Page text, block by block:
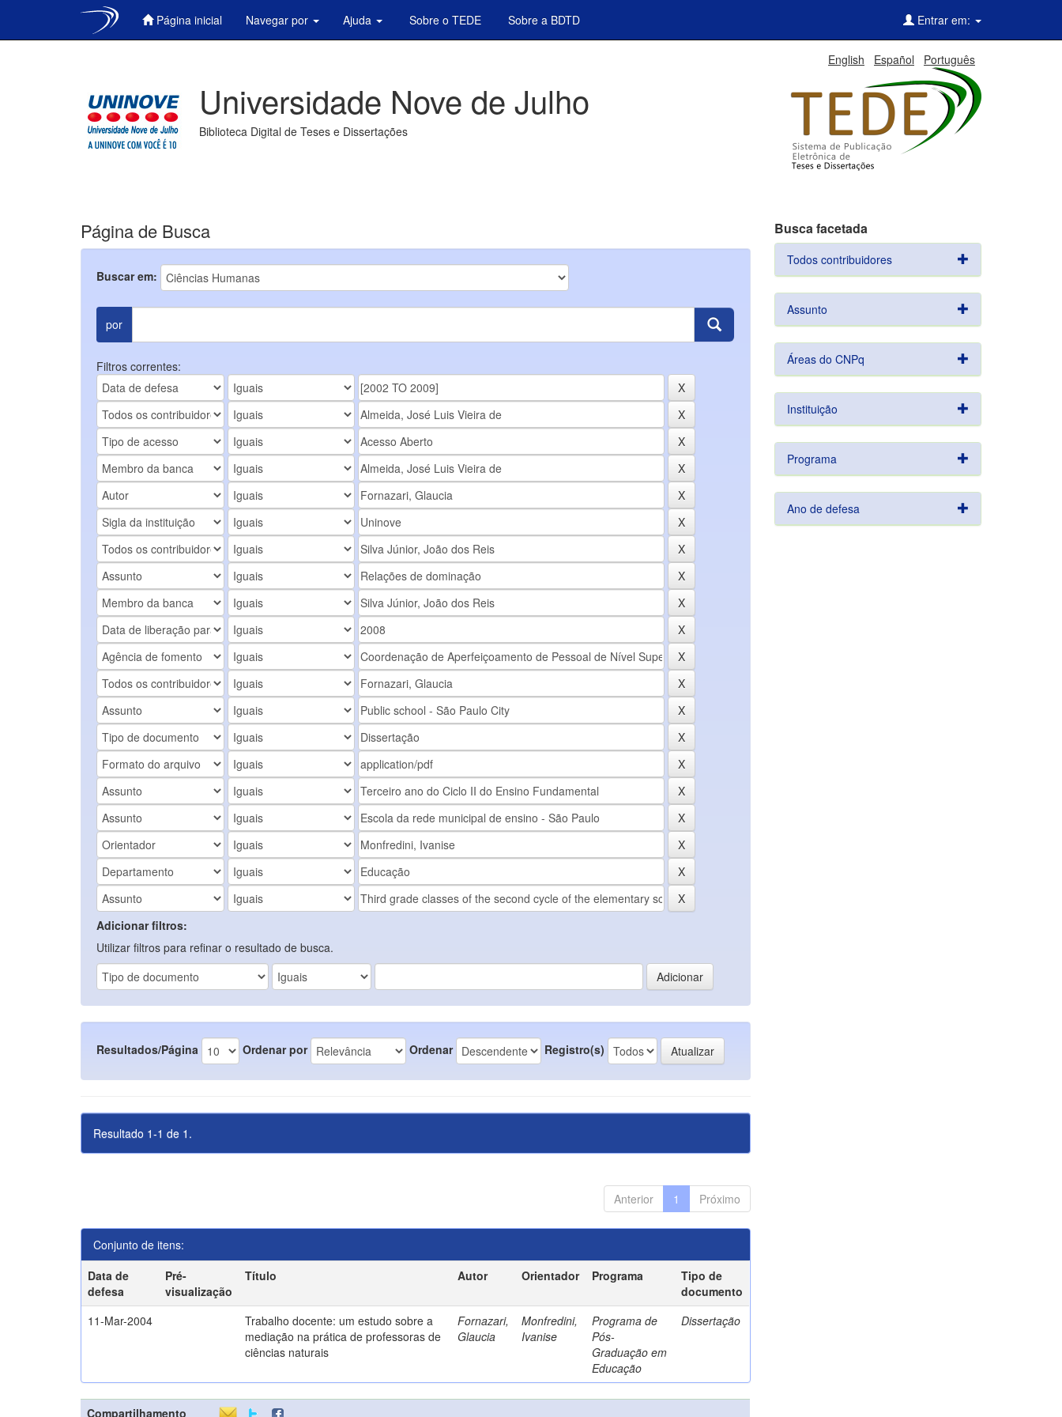
Página inicial Navegar por Ajuda Sobre o TEDE Sobre a BDTD Entrar em:
English Español Português
Universidade Nove de Julho
Biblioteca Digital de Teses e Dissertações
Página de Busca
Buscar em:
por
Filtros correntes:
Adicionar filtros:
Utilizar filtros para refinar o resultado de busca.
Resultados/Página Ordenar por Ordenar Registro(s)
Resultado 1-1 de 1.
Anterior 1 Próximo
Conjunto de itens:
Data de
defesa
Pré-
visualização
Título Autor Orientador Programa
Tipo de
documento
11-Mar-2004
Trabalho docente: um estudo sobre a
mediação na prática de professoras de
ciências naturais
Fornazari,
Glaucia
Monfredini,
Ivanise
Programa de
Pós-
Graduação em
Educação
Dissertação
Compartilhamento
Busca facetada
Todos contribuidores
Assunto
Áreas do CNPq
Instituição
Programa
Ano de defesa